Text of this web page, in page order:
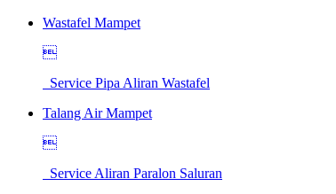
Wastafel Mampet

Service Pipa Aliran Wastafel
Talang Air Mampet

Service Aliran Paralon Saluran